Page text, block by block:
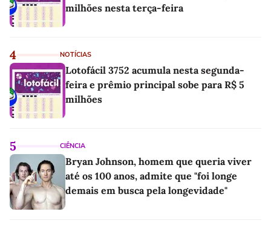
milhões nesta terça-feira
4 NOTÍCIAS
Lotofácil 3752 acumula nesta segunda-
feira e prêmio principal sobe para R$ 5
milhões
5 CIÊNCIA
Bryan Johnson, homem que queria viver
até os 100 anos, admite que "foi longe
demais em busca pela longevidade"